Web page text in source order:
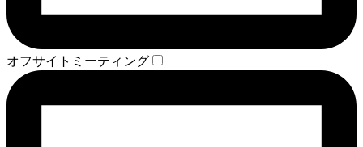
オフサイトミーティング